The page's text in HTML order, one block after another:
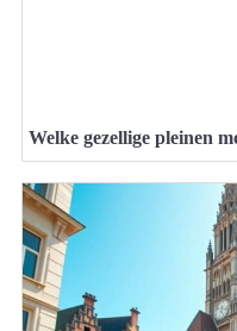
Welke gezellige pleinen